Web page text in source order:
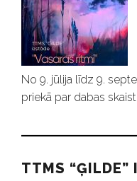
No 9. jūlija līdz 9.
priekā par dabas
TTMS “ĢILDE”